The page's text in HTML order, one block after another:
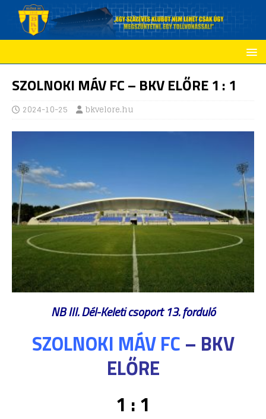
SZOLNOKI MÁV FC – BKV ELŐRE 1 : 1
2024-10-25 bkvelore.hu
NB III. Dél-Keleti csoport 13. forduló
SZOLNOKI MÁV FC – BKV
ELŐRE
1 : 1